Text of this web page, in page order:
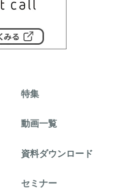
特集
動画一覧
資料ダウンロード
セミナー